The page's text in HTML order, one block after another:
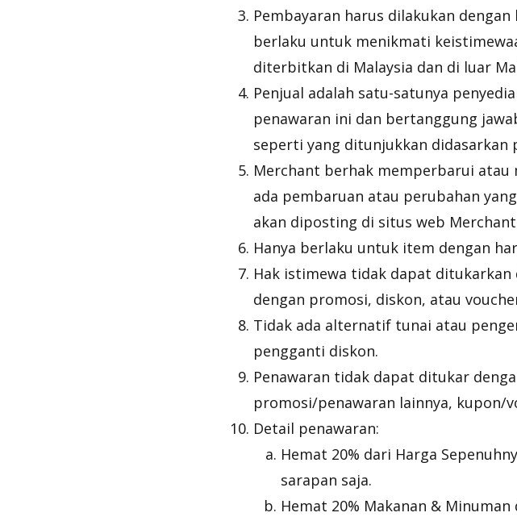
Pembayaran harus dilakukan
berlaku untuk menikmati
diterbitkan di Malaysia dan di luar
Penjual adalah satu-satunya
penawaran ini dan bertanggung
seperti yang ditunjukkan didasarkan
Merchant berhak memperbarui atau
ada pembaruan atau perubahan
akan diposting di situs web
Hanya berlaku untuk item dengan
Hak istimewa tidak dapat
dengan promosi, diskon, atau
Tidak ada alternatif tunai atau
pengganti diskon.
Penawaran tidak dapat ditukar
promosi/penawaran lainnya, kupon/
Detail penawaran:
Hemat 20% dari Harga
sarapan saja.
Hemat 20% Makanan &